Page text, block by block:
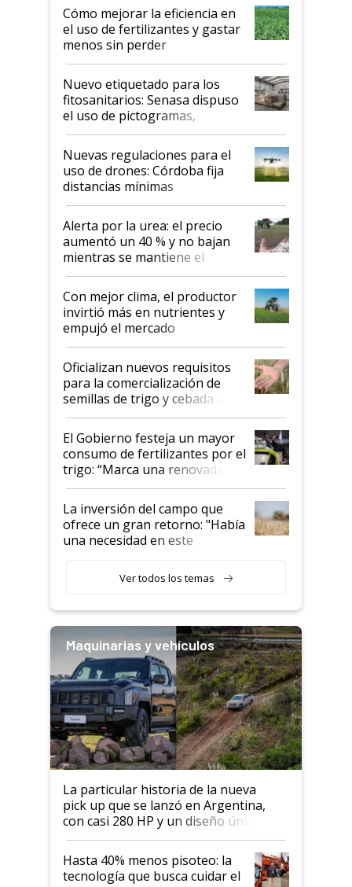
Cómo mejorar la eficiencia en
el uso de fertilizantes y gastar
menos sin perder
productividad en la campaña
fina
Nuevo etiquetado para los
fitosanitarios: Senasa dispuso
el uso de pictogramas,
palabras de advertencia e
indicaciones
Nuevas regulaciones para el
uso de drones: Córdoba fija
distancias mínimas
Alerta por la urea: el precio
aumentó un 40 % y no bajan
mientras se mantiene el
conflicto en Medio Oriente
Con mejor clima, el productor
invirtió más en nutrientes y
empujó el mercado
Oficializan nuevos requisitos
para la comercialización de
semillas de trigo y cebada a
granel
El Gobierno festeja un mayor
consumo de fertilizantes por el
trigo: “Marca una renovada
confianza de los productores”
La inversión del campo que
ofrece un gran retorno: "Había
una necesidad en este
Ver todos los temas
Maquinarias y vehículos
La particular historia de la nueva
pick up que se lanzó en Argentina,
con casi 280 HP y un diseño único: a
cuánto se vende
Hasta 40% menos pisoteo: la
tecnología que busca cuidar el